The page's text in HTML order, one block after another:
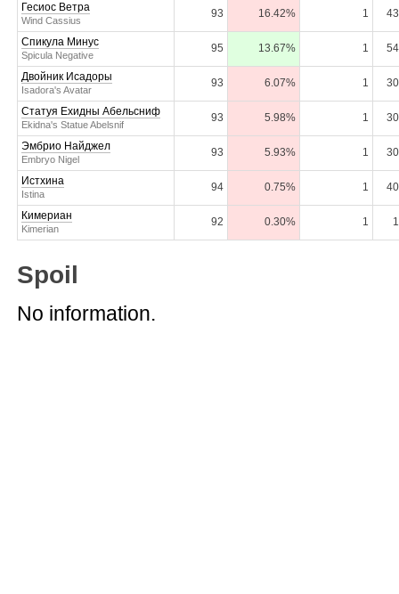
Гесиос Ветра
Wind Cassius
93 16.42% 1
Спикула Минус
Spicula Negative
95 13.67% 1
Двойник Исадоры
Isadora's Avatar
93 6.07% 1
Статуя Ехидны Абельсниф
Ekidna's Statue Abelsnif
93 5.98% 1
Эмбрио Найджел
Embryo Nigel
93 5.93% 1
Истхина
Istina
94 0.75% 1
Кимериан
Kimerian
92 0.30% 1
Spoil
No information.